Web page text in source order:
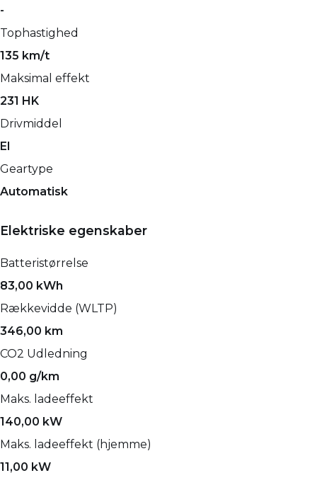
-
Tophastighed
135 km/t
Maksimal effekt
231 HK
Drivmiddel
El
Geartype
Automatisk
Elektriske egenskaber
Batteristørrelse
83,00 kWh
Rækkevidde (WLTP)
346,00 km
CO2 Udledning
0,00 g/km
Maks. ladeeffekt
140,00 kW
Maks. ladeeffekt (hjemme)
11,00 kW